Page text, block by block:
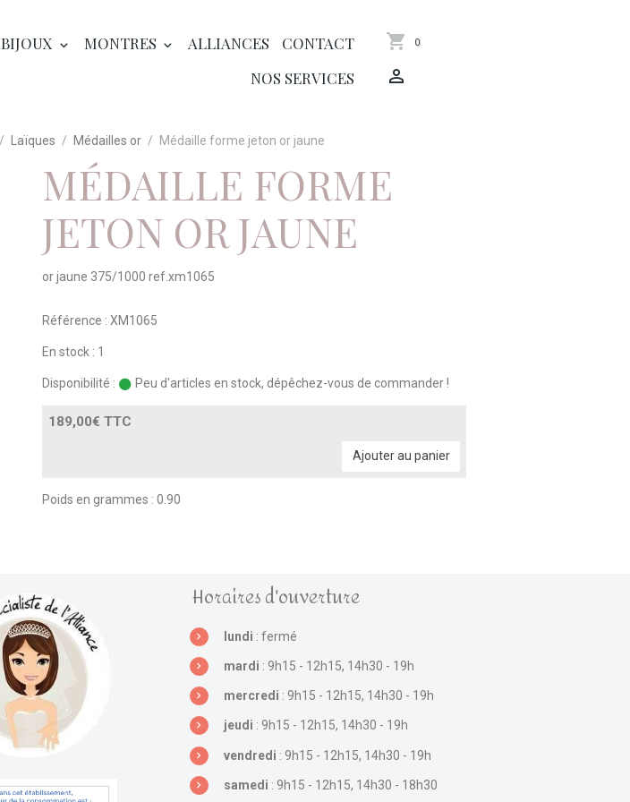
BIJOUX MONTRES ALLIANCES
CONTACT
NOS SERVICES
0
Laïques Médailles or Médaille forme jeton or jaune
MÉDAILLE FORME
JETON OR JAUNE
or jaune 375/1000 ref.xm1065
Référence : XM1065
En stock : 1
Disponibilité : Peu d'articles en stock, dépêchez-vous de commander !
189,00€ TTC
Ajouter au panier
Poids en grammes : 0.90
Horaires d'ouverture
lundi : fermé
mardi : 9h15 - 12h15, 14h30 - 19h
mercredi : 9h15 - 12h15, 14h30 - 19h
jeudi : 9h15 - 12h15, 14h30 - 19h
vendredi : 9h15 - 12h15, 14h30 - 19h
samedi : 9h15 - 12h15, 14h30 - 18h30